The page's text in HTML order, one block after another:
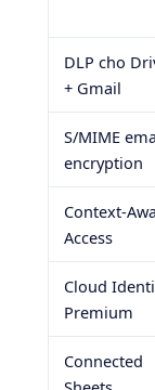
DLP cho
+ Gmail
S/MIME
encryption
Context-
Access
Cloud
Premium
Connected